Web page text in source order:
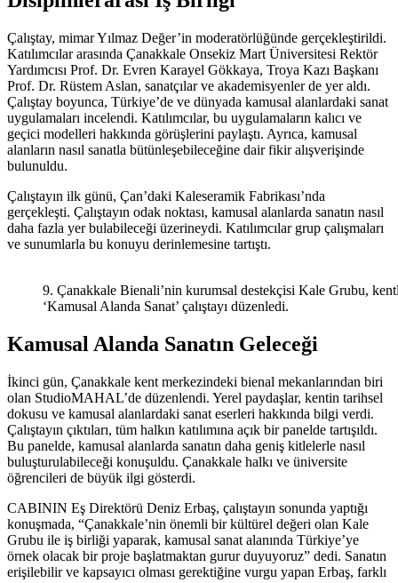
Çalıştay, mimar Yılmaz Değer’in moderatörlüğünde gerçekleştirildi.
Katılımcılar arasında Çanakkale Onsekiz Mart Üniversitesi Rektör
Yardımcısı Prof. Dr. Evren Karayel Gökkaya, Troya Kazı Başkanı
Prof. Dr. Rüstem Aslan, sanatçılar ve akademisyenler de yer aldı.
Çalıştay boyunca, Türkiye’de ve dünyada kamusal alanlardaki sanat
uygulamaları incelendi. Katılımcılar, bu uygulamaların kalıcı ve
geçici modelleri hakkında görüşlerini paylaştı. Ayrıca, kamusal
alanların nasıl sanatla bütünleşebileceğine dair fikir alışverişinde
bulunuldu.
Çalıştayın ilk günü, Çan’daki Kaleseramik Fabrikası’nda
gerçekleşti. Çalıştayın odak noktası, kamusal alanlarda sanatın nasıl
daha fazla yer bulabileceği üzerineydi. Katılımcılar grup çalışmaları
ve sunumlarla bu konuyu derinlemesine tartıştı.
9. Çanakkale Bienali’nin kurumsal destekçisi Kale Grubu,
‘Kamusal Alanda Sanat’ çalıştayı düzenledi.
Kamusal Alanda Sanatın Geleceği
İkinci gün, Çanakkale kent merkezindeki bienal mekanlarından biri
olan StudioMAHAL’de düzenlendi. Yerel paydaşlar, kentin tarihsel
dokusu ve kamusal alanlardaki sanat eserleri hakkında bilgi verdi.
Çalıştayın çıktıları, tüm halkın katılımına açık bir panelde tartışıldı.
Bu panelde, kamusal alanlarda sanatın daha geniş kitlelerle nasıl
buluşturulabileceği konuşuldu. Çanakkale halkı ve üniversite
öğrencileri de büyük ilgi gösterdi.
CABININ Eş Direktörü Deniz Erbaş, çalıştayın sonunda yaptığı
konuşmada, “Çanakkale’nin önemli bir kültürel değeri olan Kale
Grubu ile iş birliği yaparak, kamusal sanat alanında Türkiye’ye
örnek olacak bir proje başlatmaktan gurur duyuyoruz” dedi. Sanatın
erişilebilir ve kapsayıcı olması gerektiğine vurgu yapan Erbaş, farklı